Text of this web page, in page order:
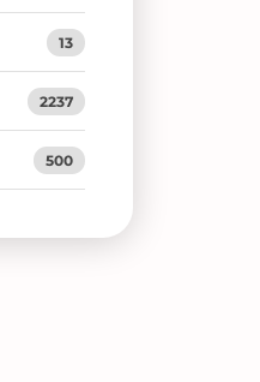
13
2237
500